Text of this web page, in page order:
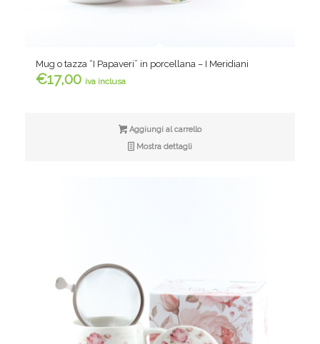
Mug o tazza “I Papaveri” in porcellana – I Meridiani
€17,00 iva inclusa
Aggiungi al carrello
Mostra dettagli